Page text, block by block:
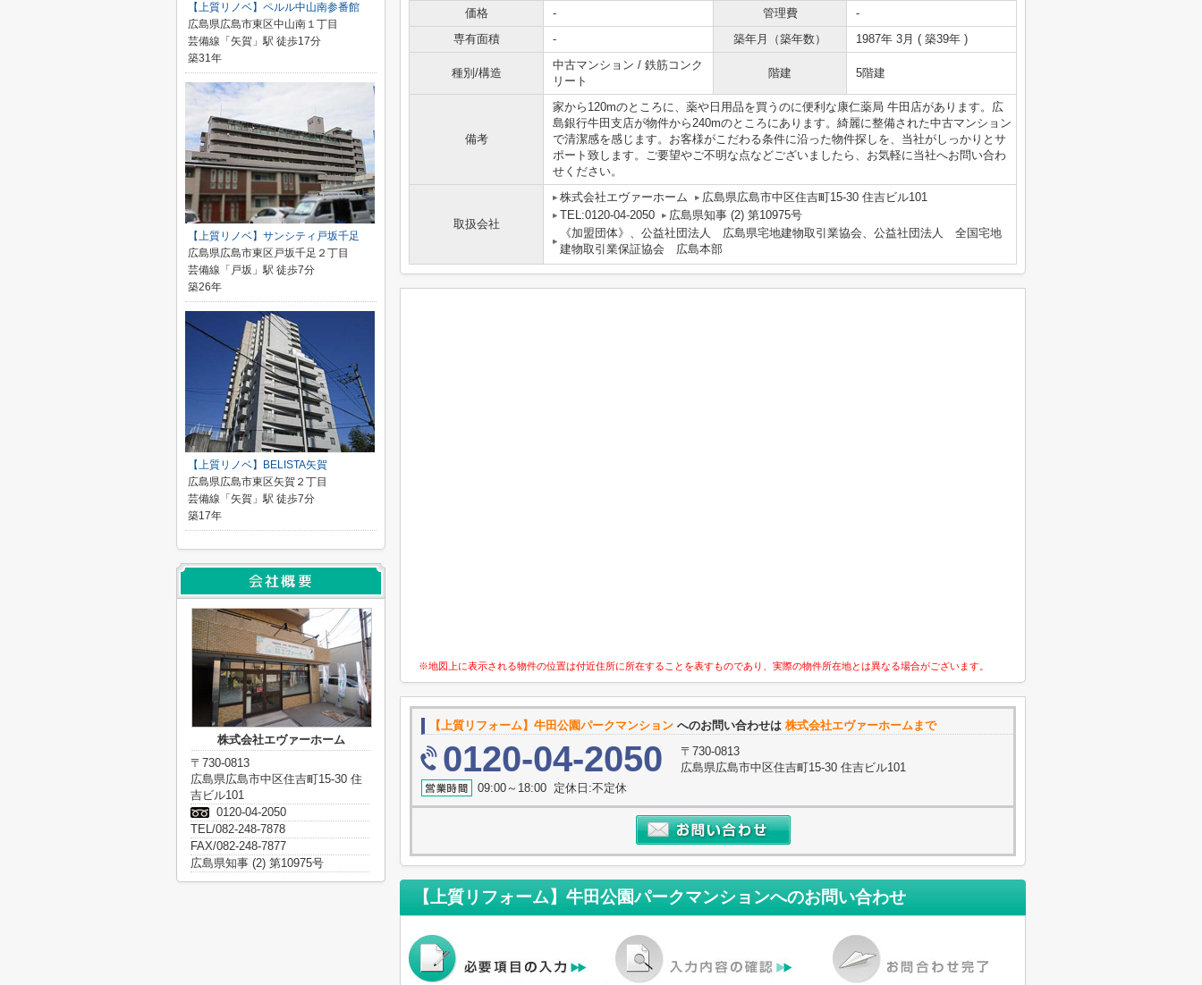
価格 - 管理費
-
専有面積
- 築年月（築年数） 1987年 3月 ( 築39年 )
種別/構造
中古マンション / 鉄筋コンク
リート
階建 5階建
備考
家から120mのところに、薬や日用品を買うのに便利な康仁薬局 牛田店があります。広
島銀行牛田支店が物件から240mのところにあります。綺麗に整備された中古マンション
で清潔感を感じます。お客様がこだわる条件に沿った物件探しを、当社がしっかりとサ
ポート致します。ご要望やご不明な点などございましたら、お気軽に当社へお問い合わ
せください。
取扱会社
株式会社エヴァーホーム
広島県広島市中区住吉町15-30 住吉ビル101
TEL:0120-04-2050
広島県知事 (2) 第10975号
《加盟団体》、公益社団法人 広島県宅地建物取引業協会、公益社団法人 全国宅地
建物取引業保証協会 広島本部
※地図上に表示される物件の位置は付近住所に所在することを表すものであり、実際の物件所在地とは異なる場合がございます。
【上質リフォーム】牛田公園パークマンション へのお問い合わせは 株式会社エヴァーホームまで
0120-04-2050
〒730-0813
広島県広島市中区住吉町15-30 住吉ビル101
09:00～18:00 定休日:不定休
【上質リフォーム】牛田公園パークマンションへのお問い合わせ
【上質リノベ】ペルル中山南参番館
広島県広島市東区中山南１丁目
芸備線「矢賀」駅 徒歩17分
築31年
【上質リノベ】サンシティ戸坂千足
広島県広島市東区戸坂千足２丁目
芸備線「戸坂」駅 徒歩7分
築26年
【上質リノベ】BELISTA矢賀
広島県広島市東区矢賀２丁目
芸備線「矢賀」駅 徒歩7分
築17年
株式会社エヴァーホーム
〒730-0813
広島県広島市中区住吉町15-30 住
吉ビル101
0120-04-2050
TEL/082-248-7878
FAX/082-248-7877
広島県知事 (2) 第10975号